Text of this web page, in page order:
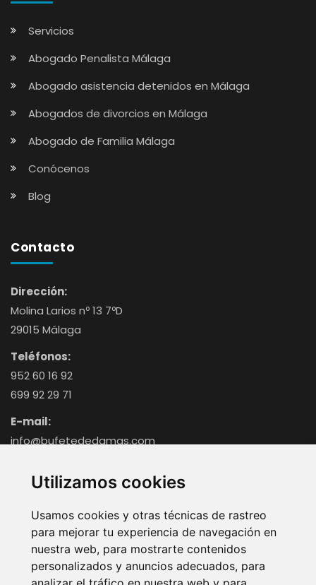
Utilizamos cookies
Usamos cookies y otras técnicas de rastreo
para mejorar tu experiencia de navegación en
nuestra web, para mostrarte contenidos
personalizados y anuncios adecuados, para
Servicios
Abogado Penalista Málaga
Abogado asistencia detenidos en Málaga
Abogados de divorcios en Málaga
Abogado de Familia Málaga
Conócenos
Blog
Contacto
Dirección:
Molina Larios nº 13 7ºD
29015 Málaga
Teléfonos:
952 60 16 92
699 92 29 71
E-mail:
info@bufetededamas.com
Aviso legal P. Privacidad P. Cookies